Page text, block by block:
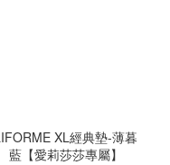
XL經典墊-薄暮
藍【愛莉莎莎專屬】